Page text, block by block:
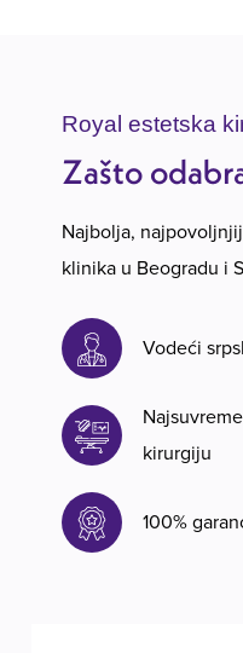
Royal estetska
Zašto
Najbolja,
klinika u Beogradu i
Vodeći
kirurgiju
100%